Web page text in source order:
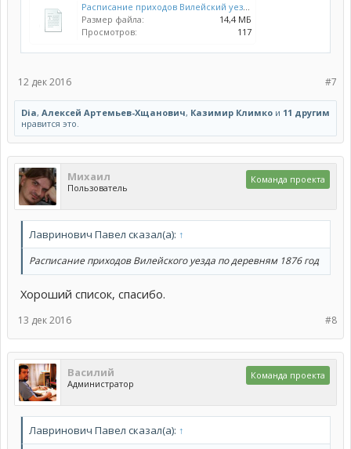
Размер файла:
14,4 МБ
Просмотров:
117
#7
12 дек 2016
Dia, Алексей Артемьев-Хщанович, Казимир Климко и 11 другим
нравится это.
Михаил
Пользователь
Команда проекта
Лавринович Павел сказал(а): ↑
Расписание приходов Вилейского уезда по деревням 1876 год
Хороший список, спасибо.
#8
13 дек 2016
Василий
Администратор
Команда проекта
Лавринович Павел сказал(а): ↑